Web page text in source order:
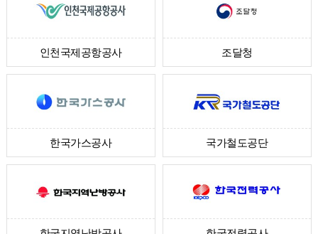
인천국제공항공사 조달청
한국가스공사 국가철도공단